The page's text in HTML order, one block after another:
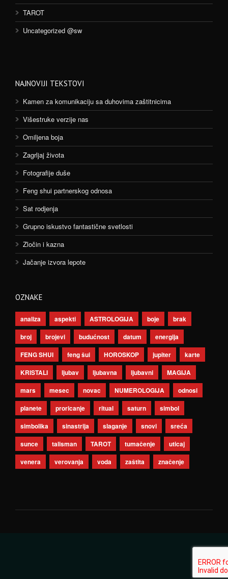
TAROT
Uncategorized @sw
NAJNOVIJI TEKSTOVI
Kamen za komunikaciju sa duhovima zaštitnicima
Višestruke verzije nas
Omiljena boja
Zagrljaj života
Fotografije duše
Feng shui partnerskog odnosa
Sat rodjenja
Grupno iskustvo fantastične svetlosti
Zločin i kazna
Jačanje izvora lepote
OZNAKE
analiza aspekti ASTROLOGIJA boje
brak
broj
brojevi budućnost datum
energija
FENG SHUI
feng šui HOROSKOP jupiter
karte
KRISTALI
ljubav ljubavna ljubavni
MAGIJA
mars
mesec novac NUMEROLOGIJA
odnosi
planete
proricanje ritual saturn
simbol
simbolika
sinastrija slaganje snovi
sreća
sunce
talisman TAROT tumačenje
uticaj
venera
verovanja voda zaštita značenje